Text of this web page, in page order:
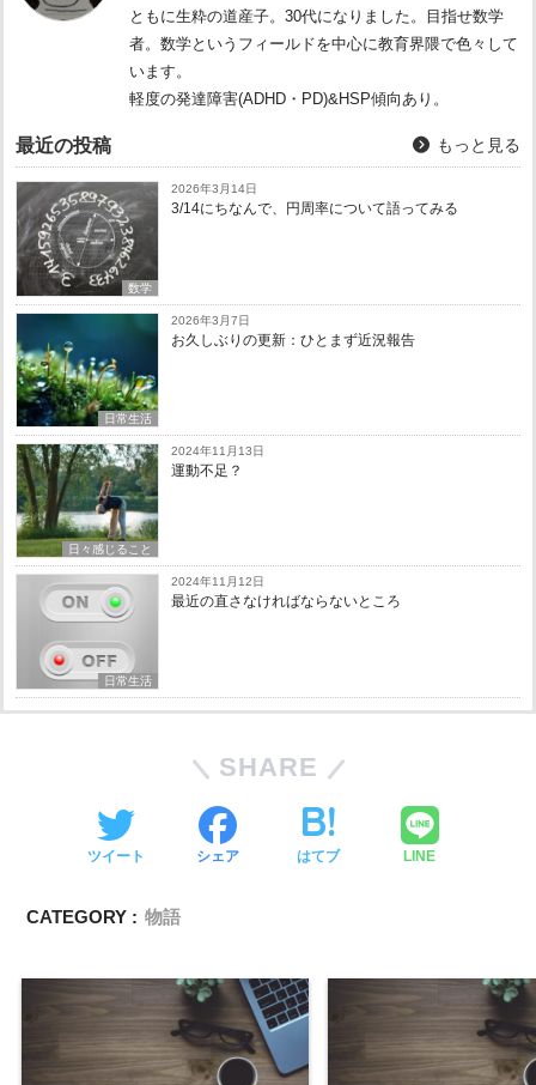
ともに生粋の道産子。30代になりました。目指せ数学
者。数学というフィールドを中心に教育界隈で色々して
います。
軽度の発達障害(ADHD・PD)&HSP傾向あり。
最近の投稿 もっと見る
数学
2026年3月14日
3/14にちなんで、円周率について語ってみる
日常生活
2026年3月7日
お久しぶりの更新：ひとまず近況報告
日々感じること
2024年11月13日
運動不足？
日常生活
2024年11月12日
最近の直さなければならないところ
SHARE
ツイート シェア はてブ LINE
CATEGORY : 物語